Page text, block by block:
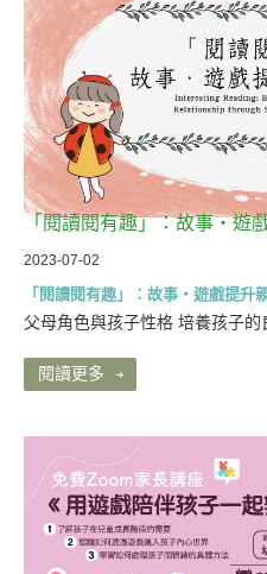
「閱讀閱有趣」：故事・遊
2023-07-02
「閱讀閱有趣」：故事・遊戲提升
父母角色與孩子性格 培養孩子的
閱讀更多